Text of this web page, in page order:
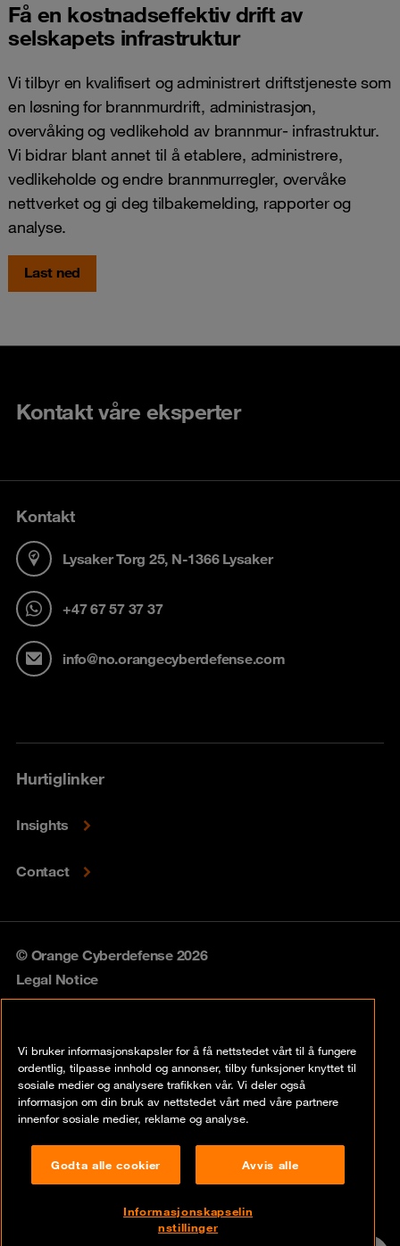
Få en kostnadseffektiv drift av
selskapets infrastruktur
Vi tilbyr en kvalifisert og administrert driftstjeneste som
en løsning for brannmurdrift, administrasjon,
overvåking og vedlikehold av brannmur- infrastruktur.
Vi bidrar blant annet til å etablere, administrere,
vedlikeholde og endre brannmurregler, overvåke
nettverket og gi deg tilbakemelding, rapporter og
analyse.
Last ned
Kontakt våre eksperter
Kontakt
Lysaker Torg 25, N-1366 Lysaker
+47 67 57 37 37
info@no.orangecyberdefense.com
Hurtiglinker
Insights
Contact
© Orange Cyberdefense 2026
Legal Notice
Vulnerability policy
Cookie policy
Disclaimer
Vi bruker informasjonskapsler for å få nettstedet vårt til å fungere
ordentlig, tilpasse innhold og annonser, tilby funksjoner knyttet til
sosiale medier og analysere trafikken vår. Vi deler også
informasjon om din bruk av nettstedet vårt med våre partnere
innenfor sosiale medier, reklame og analyse.
Godta alle cookier Avvis alle
Informasjonskapselin
nstillinger